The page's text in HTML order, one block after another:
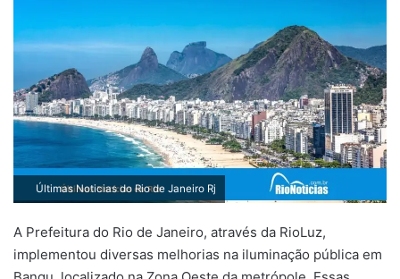
Últimas Noticias do Rio de Janeiro Rj
A Prefeitura do Rio de Janeiro, através da RioLuz,
implementou diversas melhorias na iluminação pública em